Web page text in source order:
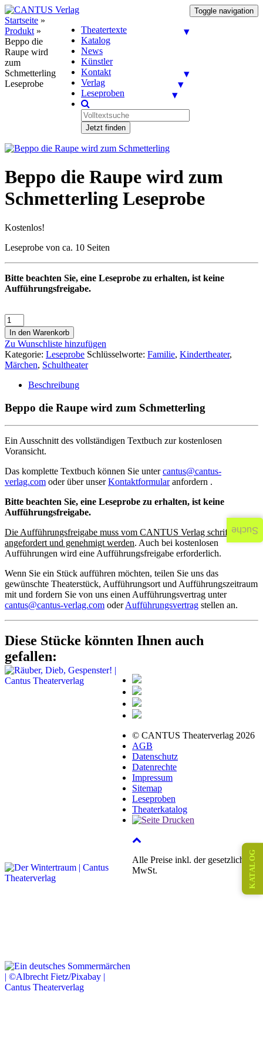
Toggle navigation
Theatertexte
Katalog
News
Künstler
Kontakt
Verlag
Leseproben
Jetzt finden
Startseite »
Produkt »
Beppo die
Raupe wird
zum
Schmetterling
Leseprobe
Beppo die Raupe wird zum
Schmetterling Leseprobe
Kostenlos!
Leseprobe von ca. 10 Seiten
Bitte beachten Sie, eine Leseprobe zu erhalten, ist keine
Aufführungsfreigabe.
In den Warenkorb
Zu Wunschliste hinzufügen
Kategorie: Leseprobe Schlüsselworte: Familie, Kindertheater,
Märchen, Schultheater
Beschreibung
Beppo die Raupe wird zum Schmetterling
Ein Ausschnitt des vollständigen Textbuch zur kostenlosen
Voransicht.
Das komplette Textbuch können Sie untercantus@cantus-
verlag.com oder über unserKontaktformularanfordern .
Bitte beachten Sie, eine Leseprobe zu erhalten, ist keine
Aufführungsfreigabe.
Die Aufführungsfreigabe muss vom CANTUS Verlag schriftlich
angefordert und genehmigt werden. Auch bei kostenlosen
Aufführungen wird eine Aufführungsfreigabe erforderlich.
Wenn Sie ein Stück aufführen möchten, teilen Sie uns das
gewünschte Theaterstück, Aufführungsort und Aufführungszeitraum
mit und fordern Sie von uns einen Aufführungsvertrag unter
cantus@cantus-verlag.com oderAufführungsvertrag stellen an.
Diese Stücke könnten Ihnen auch
gefallen:
© CANTUS Theaterverlag 2026
AGB
Datenschutz
Datenrechte
Impressum
Sitemap
Leseproben
Theaterkatalog
Alle Preise inkl. der gesetzlichen
MwSt.
KATALOG
Suche